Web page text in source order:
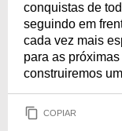
conquistas de
seguindo em
cada vez mais
para as
construiremos
COPIAR